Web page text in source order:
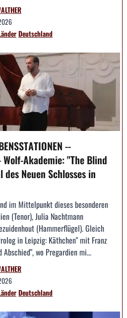
Deutschland
--
Akademie: "The Blind
Neuen Schlosses in
im Mittelpunkt dieses besonderen
(Tenor), Julia Nachtmann
(Hammerflügel). Gleich
in Leipzig: Käthchen" mit Franz
wo Pregardien mi...
Deutschland